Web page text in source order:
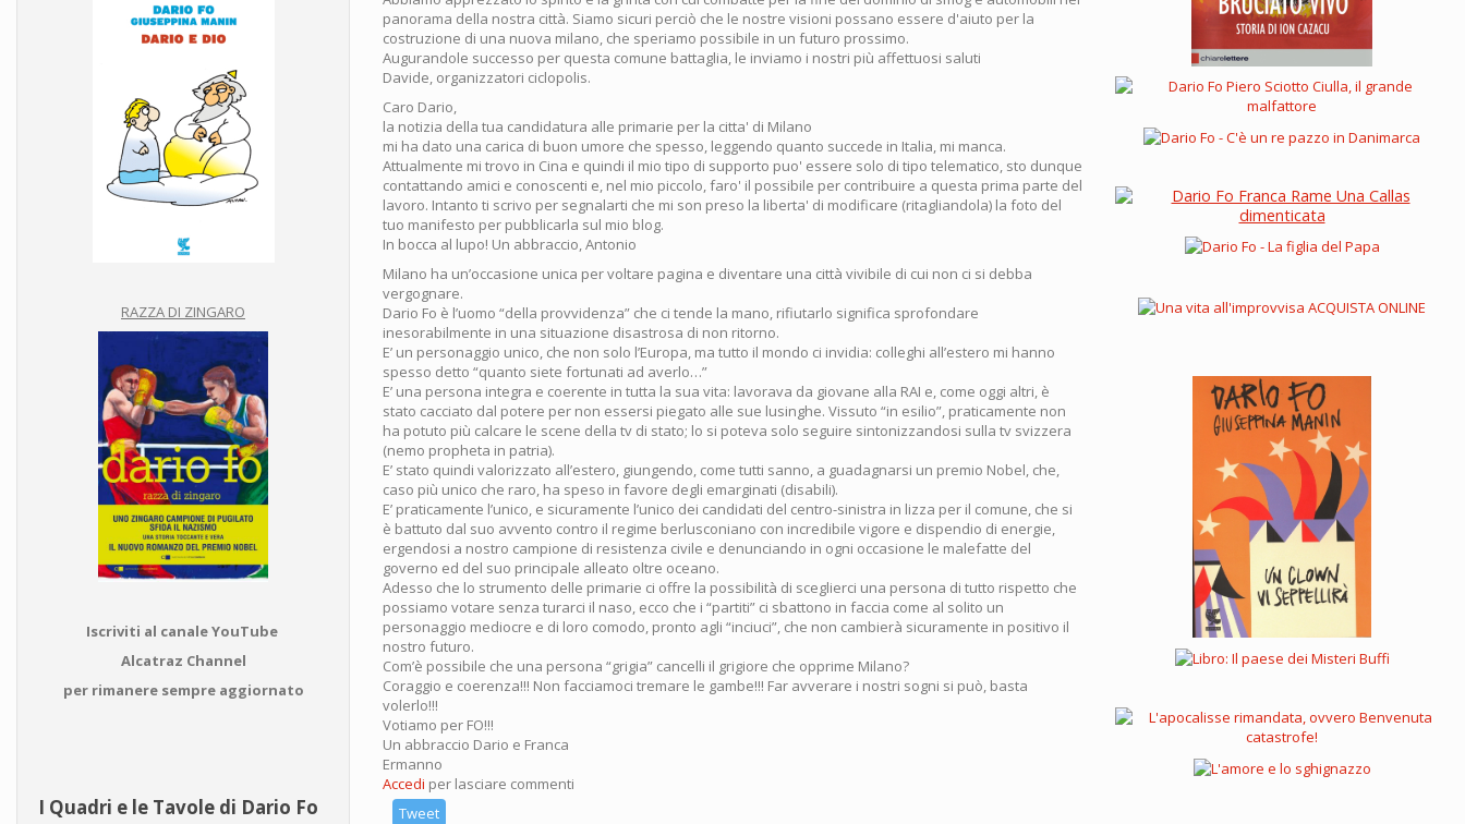
RAZZA DI ZINGARO
Iscriviti al canale YouTube
Alcatraz Channel
per rimanere sempre aggiornato
I Quadri e le Tavole di Dario Fo
panorama della nostra città. Siamo sicuri perciò che le nostre visioni possano essere d'aiuto per la
costruzione di una nuova milano, che speriamo possibile in un futuro prossimo.
Augurandole successo per questa comune battaglia, le inviamo i nostri più affettuosi saluti
Davide, organizzatori ciclopolis.
Caro Dario,
la notizia della tua candidatura alle primarie per la citta' di Milano
mi ha dato una carica di buon umore che spesso, leggendo quanto succede in Italia, mi manca.
Attualmente mi trovo in Cina e quindi il mio tipo di supporto puo' essere solo di tipo telematico, sto dunque
contattando amici e conoscenti e, nel mio piccolo, faro' il possibile per contribuire a questa prima parte del
lavoro. Intanto ti scrivo per segnalarti che mi son preso la liberta' di modificare (ritagliandola) la foto del
tuo manifesto per pubblicarla sul mio blog.
In bocca al lupo! Un abbraccio, Antonio
Milano ha un’occasione unica per voltare pagina e diventare una città vivibile di cui non ci si debba
vergognare.
Dario Fo è l’uomo “della provvidenza” che ci tende la mano, rifiutarlo significa sprofondare
inesorabilmente in una situazione disastrosa di non ritorno.
E’ un personaggio unico, che non solo l’Europa, ma tutto il mondo ci invidia: colleghi all’estero mi hanno
spesso detto “quanto siete fortunati ad averlo…”
E’ una persona integra e coerente in tutta la sua vita: lavorava da giovane alla RAI e, come oggi altri, è
stato cacciato dal potere per non essersi piegato alle sue lusinghe. Vissuto “in esilio”, praticamente non
ha potuto più calcare le scene della tv di stato; lo si poteva solo seguire sintonizzandosi sulla tv svizzera
(nemo propheta in patria).
E’ stato quindi valorizzato all’estero, giungendo, come tutti sanno, a guadagnarsi un premio Nobel, che,
caso più unico che raro, ha speso in favore degli emarginati (disabili).
E’ praticamente l’unico, e sicuramente l’unico dei candidati del centro-sinistra in lizza per il comune, che si
è battuto dal suo avvento contro il regime berlusconiano con incredibile vigore e dispendio di energie,
ergendosi a nostro campione di resistenza civile e denunciando in ogni occasione le malefatte del
governo ed del suo principale alleato oltre oceano.
Adesso che lo strumento delle primarie ci offre la possibilità di sceglierci una persona di tutto rispetto che
possiamo votare senza turarci il naso, ecco che i “partiti” ci sbattono in faccia come al solito un
personaggio mediocre e di loro comodo, pronto agli “inciuci”, che non cambierà sicuramente in positivo il
nostro futuro.
Com’è possibile che una persona “grigia” cancelli il grigiore che opprime Milano?
Coraggio e coerenza!!! Non facciamoci tremare le gambe!!! Far avverare i nostri sogni si può, basta
volerlo!!!
Votiamo per FO!!!
Un abbraccio Dario e Franca
Ermanno
Accedi per lasciare commenti
Tweet